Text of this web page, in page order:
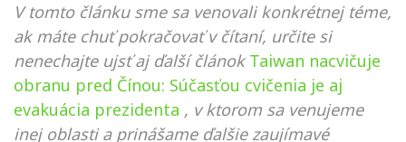
V tomto článku sme sa venovali konkrétnej téme,
ak máte chuť pokračovať v čítaní, určite si
nenechajte ujsť aj ďalší článok Taiwan nacvičuje
obranu pred Čínou: Súčasťou cvičenia je aj
evakuácia prezidenta , v ktorom sa venujeme
inej oblasti a prinášame ďalšie zaujímavé